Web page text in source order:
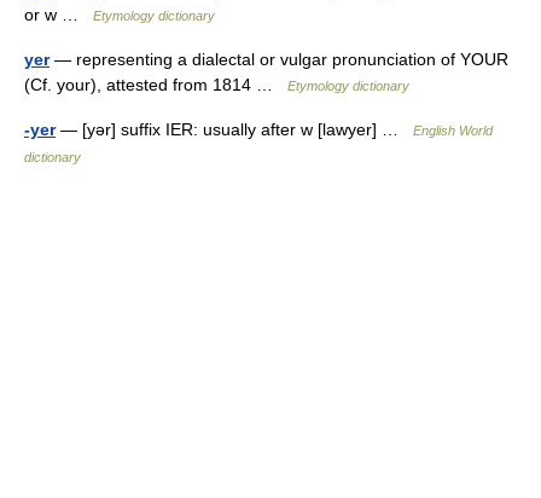
or w …
Etymology dictionary
yer— representing a dialectal or vulgar pronunciation of YOUR
(Cf. your), attested from 1814 …
Etymology dictionary
-yer— [yər] suffix IER: usually after w [lawyer] …
English World
dictionary